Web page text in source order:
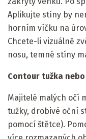
Aplikujte stíny by
horním víčku na
Chcete-li vizuálně
nosu, temné stíny
Contour tužka
Majitelé malých očí
tužky, drobivé oční
pomocí štětce).